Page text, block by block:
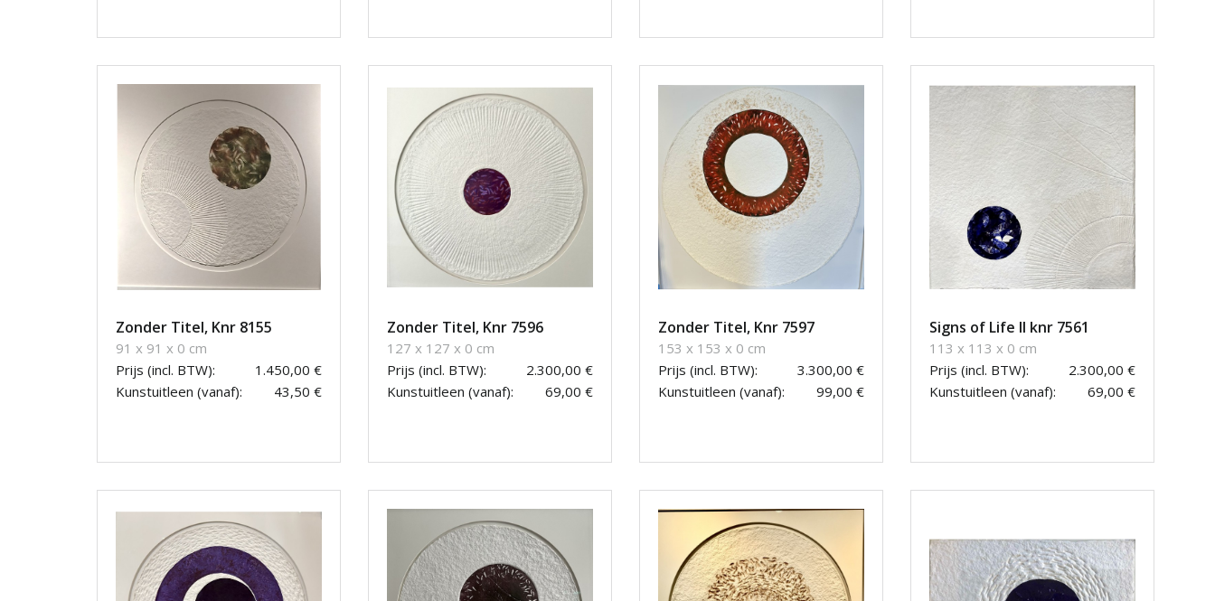
Zonder Titel, Knr 8155
91 x 91 x 0 cm
Prijs (incl. BTW):
1.450,00 €
Kunstuitleen (vanaf):
43,50 €
Zonder Titel, Knr 7596
127 x 127 x 0 cm
Prijs (incl. BTW):
2.300,00 €
Kunstuitleen (vanaf):
69,00 €
Zonder Titel, Knr 7597
153 x 153 x 0 cm
Prijs (incl. BTW):
3.300,00 €
Kunstuitleen (vanaf):
99,00 €
Signs of Life II knr 7561
113 x 113 x 0 cm
Prijs (incl. BTW):
2.300,00 €
Kunstuitleen (vanaf):
69,00 €